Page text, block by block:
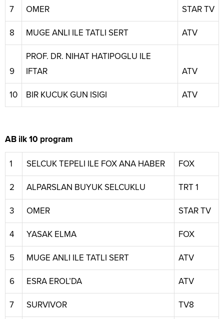
7 OMER STAR TV
8 MUGE ANLI ILE TATLI SERT ATV
9
PROF. DR. NIHAT HATIPOGLU ILE
IFTAR
ATV
10 BIR KUCUK GUN ISIGI ATV
AB ilk 10 program
1 SELCUK TEPELI ILE FOX ANA HABER FOX
2 ALPARSLAN BUYUK SELCUKLU TRT 1
3 OMER STAR TV
4 YASAK ELMA FOX
5 MUGE ANLI ILE TATLI SERT ATV
6 ESRA EROL’DA ATV
7 SURVIVOR TV8